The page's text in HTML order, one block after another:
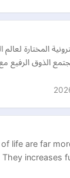
المختارة لعالم
الذوق الرفيع
life are far
increases